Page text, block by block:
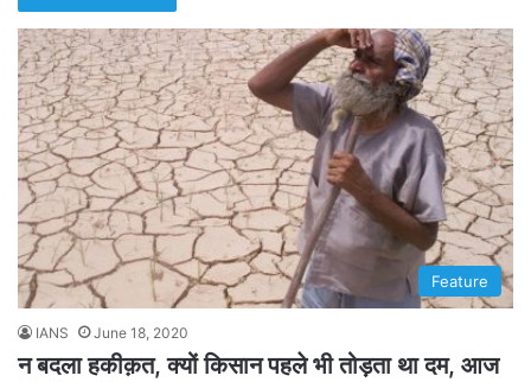
Feature
IANS June 18, 2020
न बदला हकीक़त, क्यों किसान पहले भी तोड़ता था दम, आज